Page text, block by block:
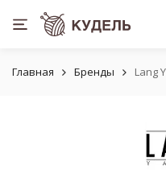
Главная Бренды Lang